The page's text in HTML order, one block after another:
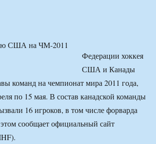
Федерации хоккея
США и Канады
команд на чемпионат мира 2011 года,
по 15 мая. В состав канадской команды
16 игроков, в том числе форварда
сообщает официальный сайт